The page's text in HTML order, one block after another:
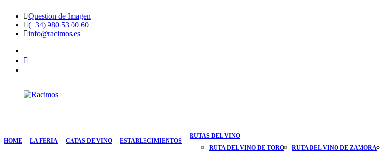
contenido
Question de Imagen
(+34) 980 53 00 60
info@racimos.es
quedarse
HOME LA FERIA CATAS DE VINO ESTABLECIMIENTOS
RUTAS DEL VINO
RUTA DEL VINO DE TORO
RUTA DEL VINO DE ZAMORA